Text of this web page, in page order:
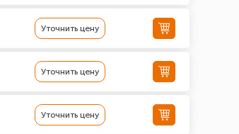
Уточнить цену
Уточнить цену
Уточнить цену